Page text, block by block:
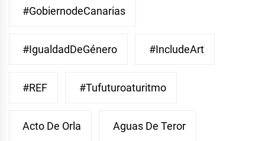
#GobiernodeCanarias
#IgualdadDeGénero #IncludeArt
#REF #Tufuturoaturitmo
Acto De Orla Aguas De Teror